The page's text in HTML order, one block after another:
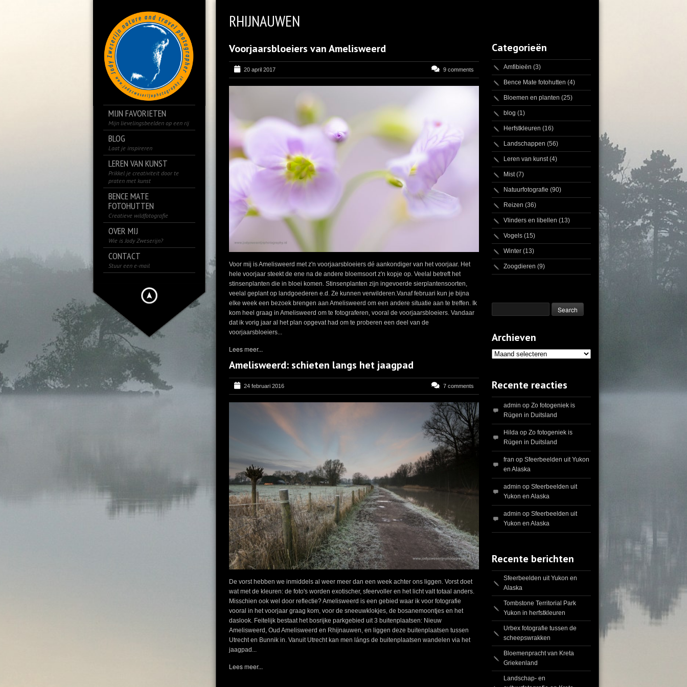
MIJN FAVORIETEN
Mijn lievelingsbeelden op een rij
BLOG
Laat je inspireren
LEREN VAN KUNST
Prikkel je creativiteit door te
praten met kunst
BENCE MATE
FOTOHUTTEN
Creatieve wildfotografie
OVER MIJ
Wie is Jody Zweserijn?
CONTACT
Stuur een e-mail
RHIJNAUWEN
Voorjaarsbloeiers van Amelisweerd
20 april 2017 9 comments
Voor mij is Amelisweerd met z'n voorjaarsbloeiers dé aankondiger van het voorjaar. Het
hele voorjaar steekt de ene na de andere bloemsoort z'n kopje op. Veelal betreft het
stinsenplanten die in bloei komen. Stinsenplanten zijn ingevoerde sierplantensoorten,
veelal geplant op landgoederen e.d. Ze kunnen verwilderen.Vanaf februari kun je bijna
elke week een bezoek brengen aan Amelisweerd om een andere situatie aan te treffen. Ik
kom heel graag in Amelisweerd om te fotograferen, vooral de voorjaarsbloeiers. Vandaar
dat ik vorig jaar al het plan opgevat had om te proberen een deel van de
voorjaarsbloeiers...
Lees meer...
Amelisweerd: schieten langs het jaagpad
24 februari 2016 7 comments
De vorst hebben we inmiddels al weer meer dan een week achter ons liggen. Vorst doet
wat met de kleuren: de foto's worden exotischer, sfeervoller en het licht valt totaal anders.
Misschien ook wel door reflectie? Amelisweerd is een gebied waar ik voor fotografie
vooral in het voorjaar graag kom, voor de sneeuwklokjes, de bosanemoontjes en het
daslook. Feitelijk bestaat het bosrijke parkgebied uit 3 buitenplaatsen: Nieuw
Amelisweerd, Oud Amelisweerd en Rhijnauwen, en liggen deze buitenplaatsen tussen
Utrecht en Bunnik in. Vanuit Utrecht kan men lángs de buitenplaatsen wandelen via het
jaagpad...
Lees meer...
Categorieën
Amfibieën (3)
Bence Mate fotohutten (4)
Bloemen en planten (25)
blog (1)
Herfstkleuren (16)
Landschappen (56)
Leren van kunst(4)
Mist(7)
Natuurfotografie (90)
Reizen (36)
Vlinders en libellen (13)
Vogels (15)
Winter (13)
Zoogdieren (9)
Archieven
Archieven
Recente reacties
admin opZo fotogeniek is
Rügen in Duitsland
Hilda opZo fotogeniek is
Rügen in Duitsland
fran opSfeerbeelden uit Yukon
en Alaska
admin opSfeerbeelden uit
Yukon en Alaska
admin opSfeerbeelden uit
Yukon en Alaska
Recente berichten
Sfeerbeelden uit Yukon en
Alaska
Tombstone Territorial Park
Yukon in herfstkleuren
Urbex fotografie tussen de
scheepswrakken
Bloemenpracht van Kreta
Griekenland
Landschap- en